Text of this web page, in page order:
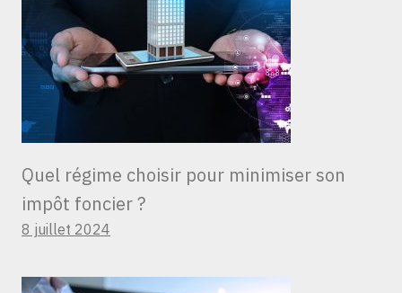
Quel régime choisir pour minimiser son
impôt foncier ?
8 juillet 2024